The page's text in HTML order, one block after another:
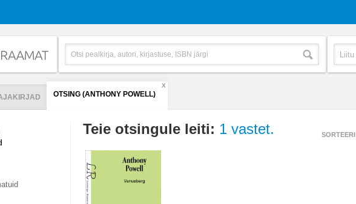
OTSING (ANTHONY POWELL)
X
Teie otsingule leiti: 1 vastet.